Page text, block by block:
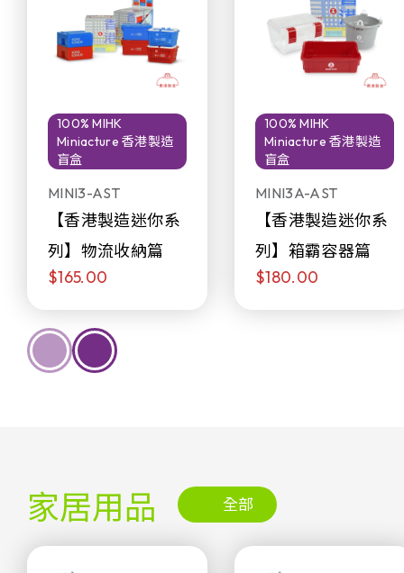
100% MIHK
Miniacture 香港製造
盲盒
MINI3-AST
【香港製造迷你系
列】物流收納篇
$165.00
100% MIHK
Miniacture 香港製造
盲盒
MINI3A-AST
【香港製造迷你系
列】箱霸容器篇
$180.00
家居用品 全部